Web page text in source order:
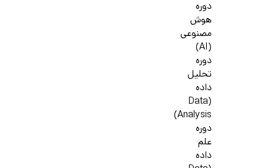
دوره
هوش
مصنوعی
(AI)
دوره
تحلیل
داده
(Data
Analysis)
دوره
علم
داده